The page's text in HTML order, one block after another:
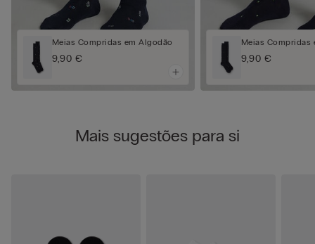
Meias Compridas em Algodão
9,90 €
Meias Compridas
9,90 €
Mais sugestões para si